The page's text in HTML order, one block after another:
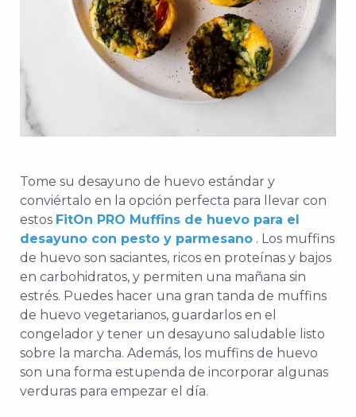
Tome su desayuno de huevo estándar y
conviértalo en la opción perfecta para llevar con
estos FitOn PRO Muffins de huevo para el
desayuno con pesto y parmesano . Los muffins
de huevo son saciantes, ricos en proteínas y bajos
en carbohidratos, y permiten una mañana sin
estrés. Puedes hacer una gran tanda de muffins
de huevo vegetarianos, guardarlos en el
congelador y tener un desayuno saludable listo
sobre la marcha. Además, los muffins de huevo
son una forma estupenda de incorporar algunas
verduras para empezar el día.